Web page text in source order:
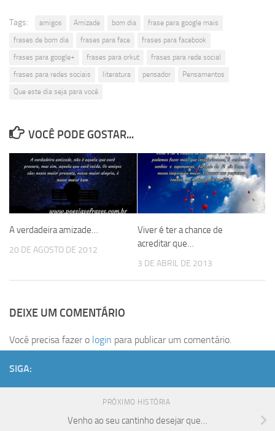
Tags: amigos Amizade bom dia
frase para google mais
frases de bom dia
frases para face
frases para facebook
frases para google+
frases para orkut
frases para rede social
frases para redes sociais
literatura pensador
Pensamentos
Que este dia seja para você
VOCÊ PODE GOSTAR...
A verdadeira amizade…
20 DE AGOSTO DE 2012
Viver é ter a chance de
acreditar que…
3 DE ABRIL DE 2013
DEIXE UM COMENTÁRIO
Você precisa fazer o login para publicar um comentário.
SIGA:
PRÓXIMO HISTÓRIA
Venho ao seu cantinho desejar que…